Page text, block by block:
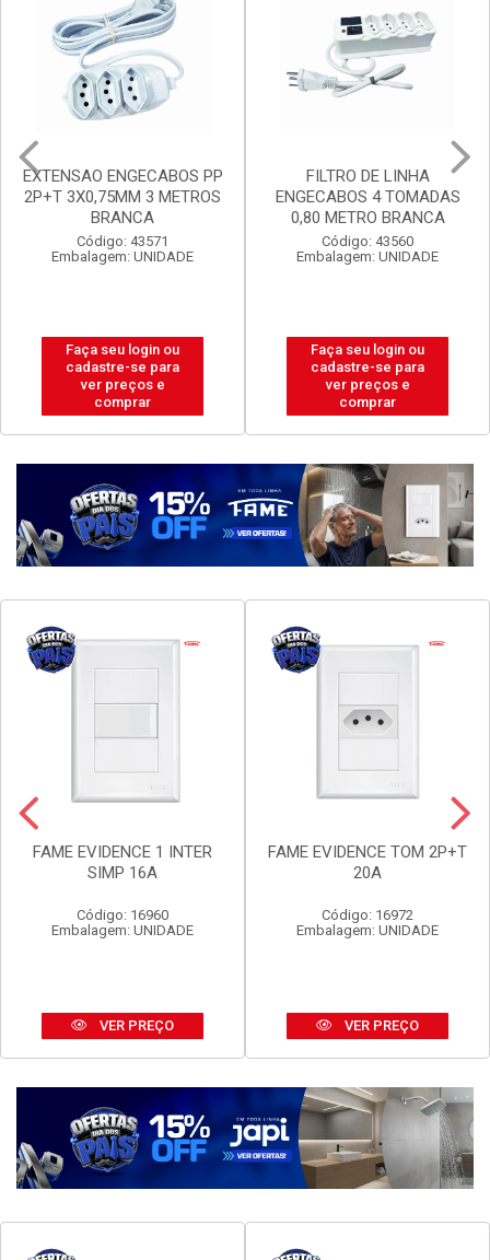
EXTENSAO ENGECABOS PP
2P+T 3X0,75MM 3 METROS
BRANCA
Código: 43571
Embalagem: UNIDADE
Faça seu login ou
cadastre-se para
ver preços e
comprar
FILTRO DE LINHA
ENGECABOS 4 TOMADAS
0,80 METRO BRANCA
Código: 43560
Embalagem: UNIDADE
Faça seu login ou
cadastre-se para
ver preços e
comprar
FAME EVIDENCE 1 INTER
SIMP 16A
Código: 16960
Embalagem: UNIDADE
VER PREÇO
FAME EVIDENCE TOM 2P+T
20A
Código: 16972
Embalagem: UNIDADE
VER PREÇO